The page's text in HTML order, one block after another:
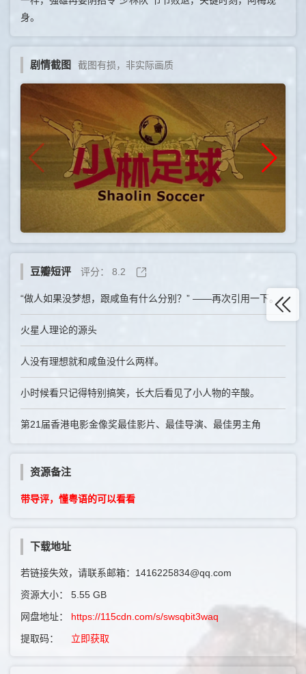
身。
剧情截图 截图有损，非实际画质
豆瓣短评 评分： 8.2
“做人如果没梦想，跟咸鱼有什么分别？” ——再次引用一下。
火星人理论的源头
人没有理想就和咸鱼没什么两样。
小时候看只记得特别搞笑，长大后看见了小人物的辛酸。
第21届香港电影金像奖最佳影片、最佳导演、最佳男主角
资源备注
带导评，懂粤语的可以看看
下载地址
若链接失效，请联系邮箱：1416225834@qq.com
资源大小：
5.55 GB
网盘地址：
https://115cdn.com/s/swsqbit3waq
提取码：
立即获取